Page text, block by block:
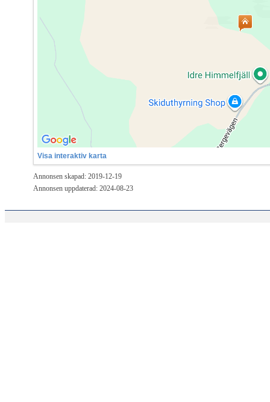
Visa interaktiv karta
Annonsen skapad: 2019-12-19
Annonsen uppdaterad: 2024-08-23